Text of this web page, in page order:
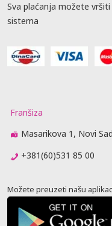
Sva plaćanja možete
sistema
Franšiza
Masarikova 1, Novi Sad
+381(60)531 85 00
Možete preuzeti našu